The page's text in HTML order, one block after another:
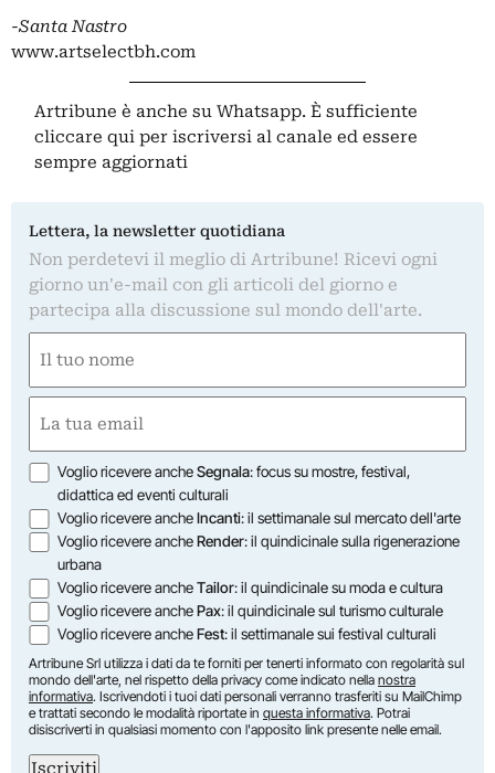
-Santa Nastro
www.artselectbh.com
Artribune è anche su Whatsapp. È sufficiente
cliccare qui per iscriversi al canale ed essere
sempre aggiornati
Lettera, la newsletter quotidiana
Non perdetevi il meglio di Artribune! Ricevi ogni
giorno un'e-mail con gli articoli del giorno e
partecipa alla discussione sul mondo dell'arte.
(Obbligatorio)
Nome
(Obbligatorio)
Opzioni
Voglio ricevere ancheSegnala: focus su mostre, festival,
didattica ed eventi culturali
Voglio ricevere ancheIncanti: il settimanale sul mercato dell'arte
Voglio ricevere ancheRender: il quindicinale sulla rigenerazione
urbana
Voglio ricevere ancheTailor: il quindicinale su moda e cultura
Voglio ricevere anchePax: il quindicinale sul turismo culturale
Voglio ricevere ancheFest: il settimanale sui festival culturali
Artribune Srl utilizza i dati da te forniti per tenerti informato con regolarità sul
mondo dell'arte, nel rispetto della privacy come indicato nella nostra
informativa. Iscrivendoti i tuoi dati personali verranno trasferiti su MailChimp
e trattati secondo le modalità riportate in questa informativa. Potrai
disiscriverti in qualsiasi momento con l'apposito link presente nelle email.
Iscriviti